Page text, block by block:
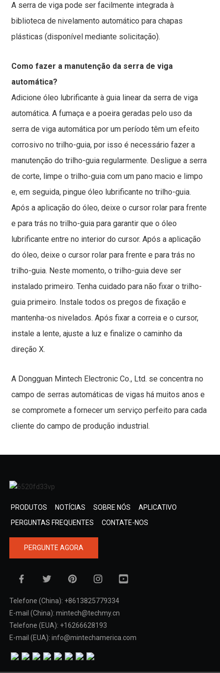
A serra de viga pode ser facilmente integrada à
biblioteca de nivelamento automático para chapas
plásticas (disponível mediante solicitação).
Como fazer a manutenção da serra de viga
automática?
Adicione óleo lubrificante à guia linear da serra de viga
automática. A fumaça e a poeira geradas pelo uso da
serra de viga automática por um período têm um efeito
corrosivo no trilho-guia, por isso é necessário fazer a
manutenção do trilho-guia regularmente. Desligue a serra
de corte, limpe o trilho-guia com um pano macio e limpo
e, em seguida, pingue óleo lubrificante no trilho-guia.
Após a aplicação do óleo, deixe o cursor rolar para frente
e para trás no trilho-guia para garantir que o óleo
lubrificante entre no interior do cursor. Após a aplicação
do óleo, deixe o cursor rolar para frente e para trás no
trilho-guia. Neste momento, o trilho-guia deve ser
instalado primeiro. Tenha cuidado para não fixar o trilho-
guia primeiro. Instale todos os pregos de fixação e
mantenha-os nivelados. Após fixar a correia e o cursor,
instale a lente, ajuste a luz e finalize o caminho da
direção X.
A Dongguan Mintech Electronic Co., Ltd. se concentra no
campo de serras automáticas de vigas há muitos anos e
se compromete a fornecer um serviço perfeito para cada
cliente do campo de produção industrial.
PRODUTOS NOTÍCIAS SOBRE NÓS
APLICATIVO
PERGUNTAS FREQUENTES
CONTATE-NOS
PERGUNTE AGORA
Telefone (China): +8613825779334
E-mail (China): mintech@techmy.cn
Telefone (EUA): +16266628193
E-mail (EUA): info@mintechamerica.com